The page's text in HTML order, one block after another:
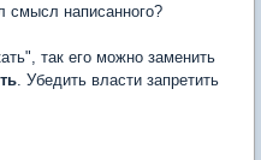
смысл написанного?
так его можно заменить
. Убедить власти запретить